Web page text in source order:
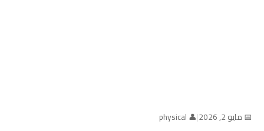
📅 مايو 2, 2026 |
👤 physical